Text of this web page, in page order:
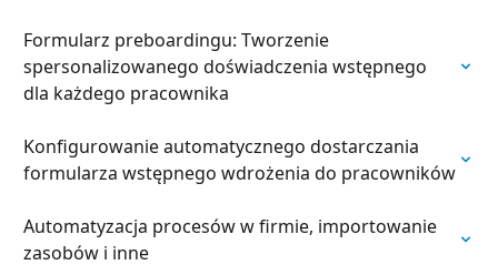
Formularz preboardingu: Tworzenie
spersonalizowanego doświadczenia wstępnego
dla każdego pracownika
Konfigurowanie automatycznego dostarczania
formularza wstępnego wdrożenia do pracowników
Automatyzacja procesów w firmie, importowanie
zasobów i inne